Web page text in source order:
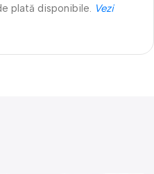
plată disponibile.
Vezi